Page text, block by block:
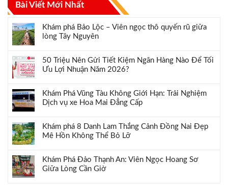
Bài Viết Mới Nhất
Khám phá Bảo Lộc – Viên ngọc thô quyến rũ giữa
lòng Tây Nguyên
50 Triệu Nên Gửi Tiết Kiệm Ngân Hàng Nào Để Tối
Ưu Lợi Nhuận Năm 2026?
Khám Phá Vũng Tàu Không Giới Hạn: Trải Nghiệm
Dịch vụ xe Hoa Mai Đẳng Cấp
Khám phá 8 Danh Lam Thắng Cảnh Đồng Nai Đẹp
Mê Hồn Không Thể Bỏ Lỡ
Khám Phá Đảo Thạnh An: Viên Ngọc Hoang Sơ
Giữa Lòng Cần Giờ